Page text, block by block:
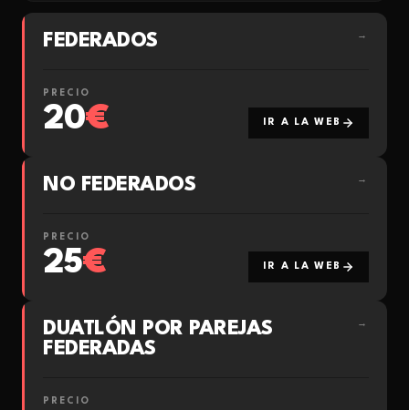
FEDERADOS →
PRECIO
20€ IR A LA WEB
NO FEDERADOS →
PRECIO
25€ IR A LA WEB
DUATLÓN POR PAREJAS
FEDERADAS
→
PRECIO